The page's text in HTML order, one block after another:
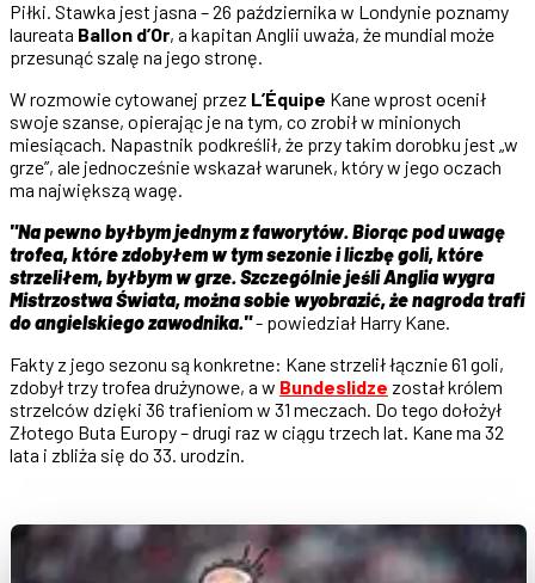
Piłki. Stawka jest jasna – 26 października w Londynie poznamy
laureata Ballon d’Or, a kapitan Anglii uważa, że mundial może
przesunąć szalę na jego stronę.
W rozmowie cytowanej przez L’Équipe Kane wprost ocenił
swoje szanse, opierając je na tym, co zrobił w minionych
miesiącach. Napastnik podkreślił, że przy takim dorobku jest „w
grze”, ale jednocześnie wskazał warunek, który w jego oczach
ma największą wagę.
"Na pewno byłbym jednym z faworytów. Biorąc pod uwagę
trofea, które zdobyłem w tym sezonie i liczbę goli, które
strzeliłem, byłbym w grze. Szczególnie jeśli Anglia wygra
Mistrzostwa Świata, można sobie wyobrazić, że nagroda trafi
do angielskiego zawodnika."- powiedział Harry Kane.
Fakty z jego sezonu są konkretne: Kane strzelił łącznie 61 goli,
zdobył trzy trofea drużynowe, a w Bundeslidze został królem
strzelców dzięki 36 trafieniom w 31 meczach. Do tego dołożył
Złotego Buta Europy – drugi raz w ciągu trzech lat. Kane ma 32
lata i zbliża się do 33. urodzin.